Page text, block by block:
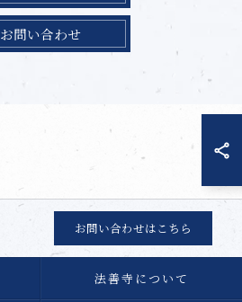
お問い合わせ
お問い合わせはこちら
法善寺について